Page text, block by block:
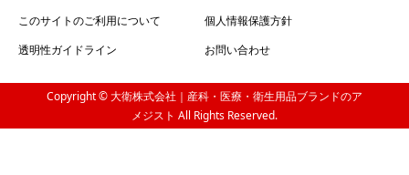
このサイトのご利用について
個人情報保護方針
透明性ガイドライン
お問い合わせ
Copyright © 大衛株式会社｜産科・医療・衛生用品ブランドのア
メジスト All Rights Reserved.